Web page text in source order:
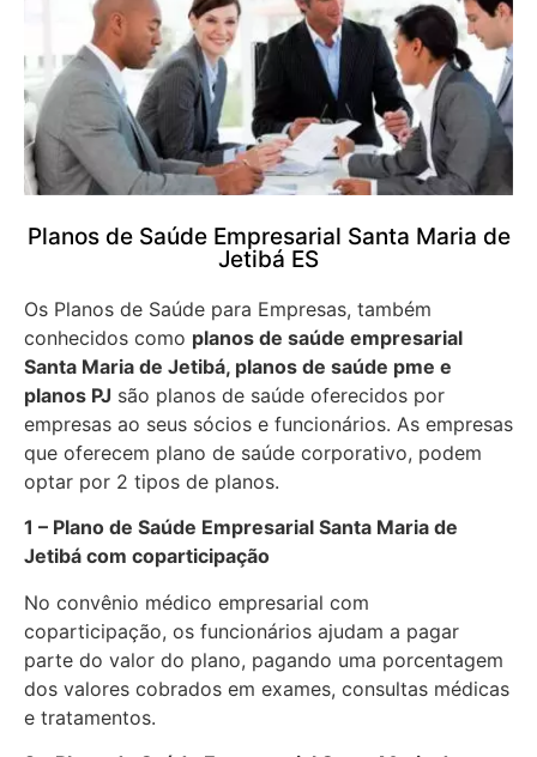
Planos de Saúde Empresarial Santa Maria de
Jetibá ES
Os Planos de Saúde para Empresas, também
conhecidos como planos de saúde empresarial
Santa Maria de Jetibá, planos de saúde pme e
planos PJ são planos de saúde oferecidos por
empresas ao seus sócios e funcionários. As empresas
que oferecem plano de saúde corporativo, podem
optar por 2 tipos de planos.
1 – Plano de Saúde Empresarial Santa Maria de
Jetibá com coparticipação
No convênio médico empresarial com
coparticipação, os funcionários ajudam a pagar
parte do valor do plano, pagando uma porcentagem
dos valores cobrados em exames, consultas médicas
e tratamentos.